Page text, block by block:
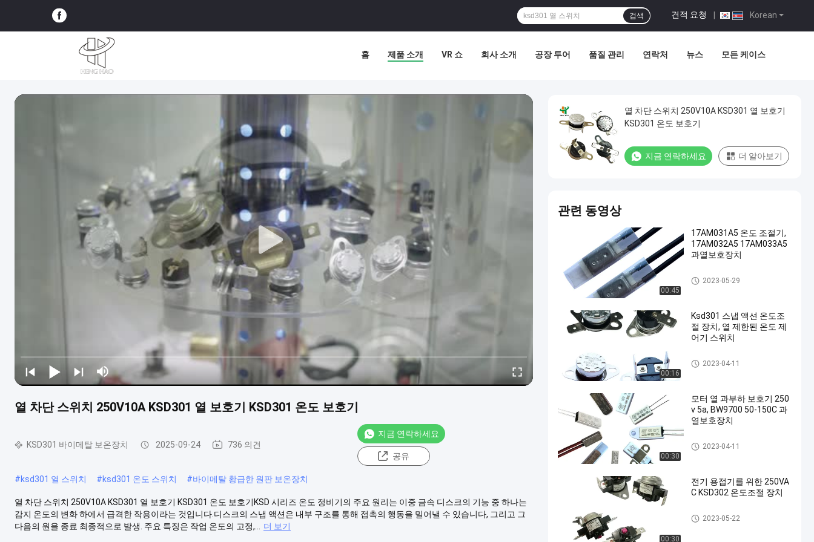
Korean
견적 요청
검색
홈 제품 소개 VR 쇼 회사 소개 공장 투어 품질 관리 연락처 뉴스 모든 케이스
열 차단 스위치 250V10A KSD301 열 보호기 KSD301 온도 보호기
KSD301 바이메탈 보온장치 2025-09-24 736 의견
지금 연락하세요
공유
#ksd301 열 스위치 #ksd301 온도 스위치 #바이메탈 황급한 원판 보온장치
열 차단 스위치 250V10A KSD301 열 보호기 KSD301 온도 보호기KSD 시리즈 온도 정비기의 주요 원리는 이중 금속 디스크의 기능 중 하나는
감지 온도의 변화 하에서 급격한 작용이라는 것입니다.디스크의 스냅 액션은 내부 구조를 통해 접촉의 행동을 밀어낼 수 있습니다, 그리고 그
다음의 원을 종료 최종적으로 발생. 주요 특징은 작업 온도의 고정,...
더 보기
열 차단 스위치 250V10A KSD301 열 보호기
KSD301 온도 보호기
지금 연락하세요 더 알아보기
관련 동영상
00:45
17AM031A5 온도 조절기,
17AM032A5 17AM033A5
과열보호장치
17AM 열 보호자
2023-05-29
00:16
Ksd301 스냅 액션 온도조
절 장치, 열 제한된 온도 제
어기 스위치
KSD301 바이메탈 보온장치
2023-04-11
00:30
모터 열 과부하 보호기 250
v 5a, BW9700 50-150C 과
열보호장치
KSD301 바이메탈 보온장치
2023-04-11
00:30
전기 용접기를 위한 250VA
C KSD302 온도조절 장치
KSD302 보온장치
2023-05-22